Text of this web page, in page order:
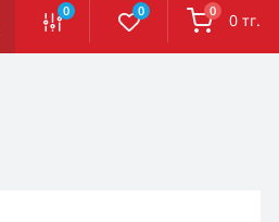
0 0 0 0 тг.